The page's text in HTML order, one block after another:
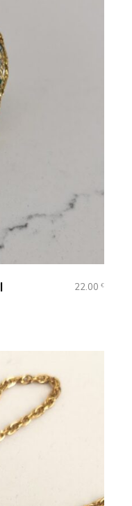
22.00 €